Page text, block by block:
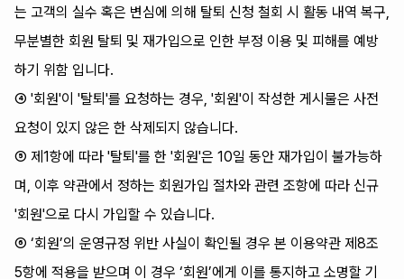
는 고객의 실수 혹은 변심에 의해 탈퇴 신청 철회 시 활동 내역 복구,
무분별한 회원 탈퇴 및 재가입으로 인한 부정 이용 및 피해를 예방
하기 위함 입니다.
④ '회원'이 '탈퇴'를 요청하는 경우, '회원'이 작성한 게시물은 사전
요청이 있지 않은 한 삭제되지 않습니다.
⑤ 제1항에 따라 '탈퇴'를 한 '회원'은 10일 동안 재가입이 불가능하
며, 이후 약관에서 정하는 회원가입 절차와 관련 조항에 따라 신규
'회원'으로 다시 가입할 수 있습니다.
⑥ ‘회원’의 운영규정 위반 사실이 확인될 경우 본 이용약관 제8조
5항에 적용을 받으며 이 경우 ‘회원’에게 이를 통지하고 소명할 기